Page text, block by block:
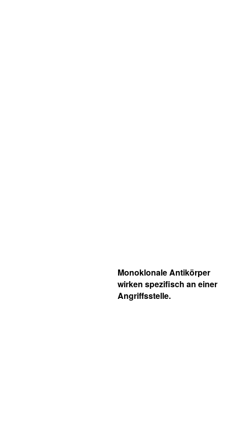
Monoklonale Antikörper
wirken spezifisch an einer
Angriffsstelle.